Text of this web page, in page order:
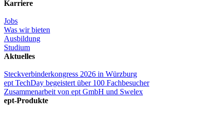
Karriere
Jobs
Was wir bieten
Ausbildung
Studium
Aktuelles
Steckverbinderkongress 2026 in Würzburg
ept TechDay begeistert über 100 Fachbesucher
Zusammenarbeit von ept GmbH und Swelex
ept-Produkte